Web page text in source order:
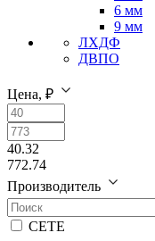
6 мм
9 мм
ЛХДФ
ДВПО
Цена, ₽
40.32
772.74
Производитель
СЕТЕ